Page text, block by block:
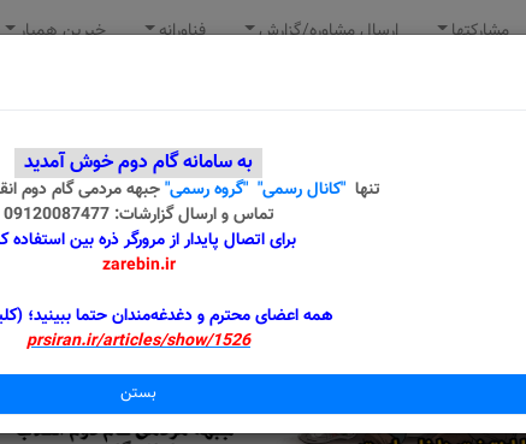
مشارکتها ارسال مشاوره/گزارش فناورانه خیرین همیار
به سامانه گام دوم خوش آمدید
تنها"کانال رسمی" "گروه رسمی"جبهه مردمی گام دوم
تماس و ارسال گزارشات: 09120087477
برای اتصال پایدار از مرورگر ذره بین استفاده
zarebin.ir
همه اعضای محترم و دغدغه‌مندان حتما ببینید؛
prsiran.ir/articles/show/1526
بستن